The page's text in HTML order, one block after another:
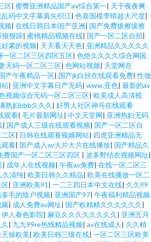
区| 蜜臀亚洲精品国产aⅴ综合第一| 天干夜夜爽
码中文字幕真矢织江| 色喜国模李晴超大尺度|
频| 在线日韩日本国产亚洲| 国产免费拔擦拔擦
狼狠躁| 蜜桃精品视频在线| 国产一区二区自拍|
紧的视频| 天天看天天色| 亚洲精品久久久久久
一区二区三区四区五区| 色悠久久久久综合网国
无码一区二区三区| 色网站视频| 天堂网在
产午夜精品一区| 国产jk白丝在线观看免费|性做
站| 亚洲中文字幕日产无码| www.亚色| 最新的av
视频综合无码一区二区三区| 欧美成人高清视
熟妇bbb久久久 | 好男人社区神马在线观看
观看| 毛片最新网址| 中文天堂网| 亚洲热妇无码
| 国产成人三级在线观看视频| 国产一区二区自
二区| 日韩在线观看视频网站| 四虎亚洲精品无
观看| 国产成人av大片大片在线播放| 国产精品久
费国产一区二区三区四区 | 波多野结衣视频网址|
| 成年人在线视频| 午夜av免费| 在线一区二区三
久清纯| 欧美日韩久久精品| 欧美在线播放一区二
区| 亚洲欧美91 | 一二三四日本中文在线| 久久99
毛的陰户视频| 亚洲国产97| 午夜福利精品视频
频| 成人免费av网址| 国产欧精精久久久久久久 |
伊人春色影院| 麻豆久久久久久久久久 | 亚洲五月
| 九九99re热线精品视频| av在线成人 | 久久精
天操欧美| 欧美日韩三级在线| 一区二区三区欧美